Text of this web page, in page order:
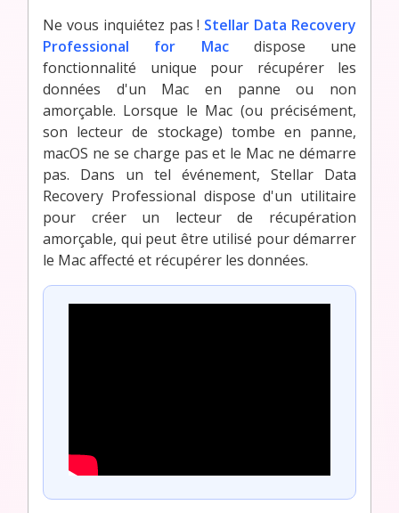
Ne vous inquiétez pas ! Stellar Data Recovery
Professional for Macdispose une
fonctionnalité unique pour récupérer les
données d'un Mac en panne ou non
amorçable. Lorsque le Mac (ou précisément,
son lecteur de stockage) tombe en panne,
macOS ne se charge pas et le Mac ne démarre
pas. Dans un tel événement, Stellar Data
Recovery Professional dispose d'un utilitaire
pour créer un lecteur de récupération
amorçable, qui peut être utilisé pour démarrer
le Mac affecté et récupérer les données.